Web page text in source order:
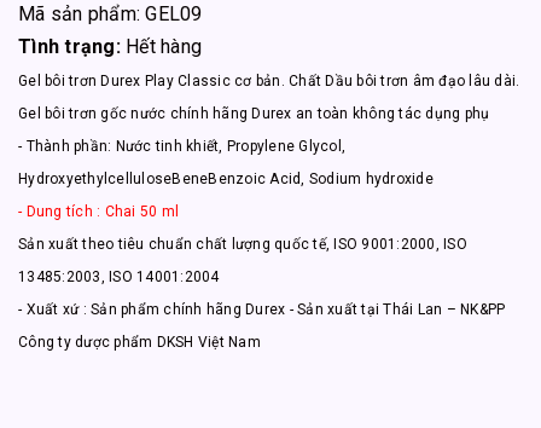
Mã sản phẩm: GEL09
Tình trạng: Hết hàng
Gel bôi trơn Durex Play Classic cơ bản. Chất Dầu bôi trơn âm đạo lâu dài.
Gel bôi trơn gốc nước chính hãng Durex an toàn không tác dụng phụ
- Thành phần: Nước tinh khiết, Propylene Glycol,
HydroxyethylcelluloseBeneBenzoic Acid, Sodium hydroxide
- Dung tích : Chai 50 ml
Sản xuất theo tiêu chuẩn chất lượng quốc tế, ISO 9001:2000, ISO
13485:2003, ISO 14001:2004
- Xuất xứ : Sản phẩm chính hãng Durex - Sản xuất tại Thái Lan – NK&PP
Công ty dược phẩm DKSH Việt Nam